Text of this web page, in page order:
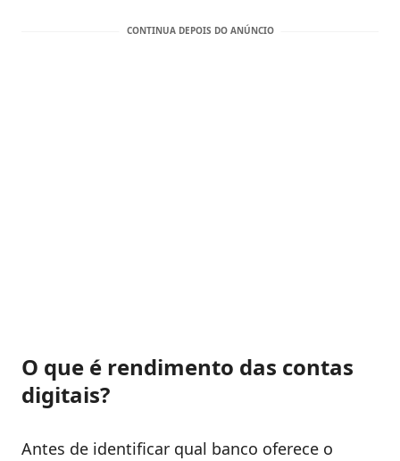
O que é rendimento das contas
digitais?
Antes de identificar qual banco oferece o